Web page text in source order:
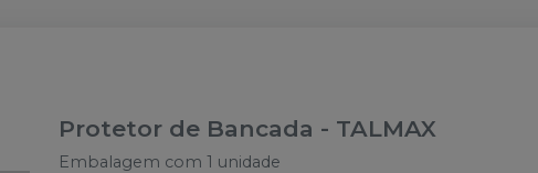
Protetor de Bancada - TALMAX
Embalagem com 1 unidade